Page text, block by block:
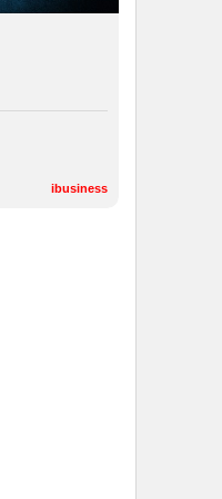
ibusiness